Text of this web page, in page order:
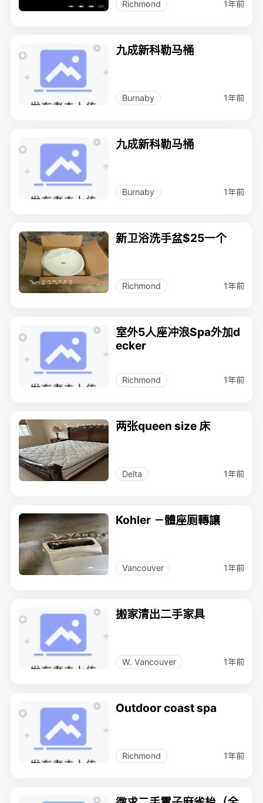
Richmond 1年前
九成新科勒马桶
Burnaby 1年前
九成新科勒马桶
Burnaby 1年前
新卫浴洗手盆$25一个
Richmond 1年前
室外5人座冲浪Spa外加d
ecker
Richmond 1年前
两张queen size 床
Delta 1年前
Kohler －體座厕轉讓
Vancouver 1年前
搬家清出二手家具
W. Vancouver 1年前
Outdoor coast spa
Richmond 1年前